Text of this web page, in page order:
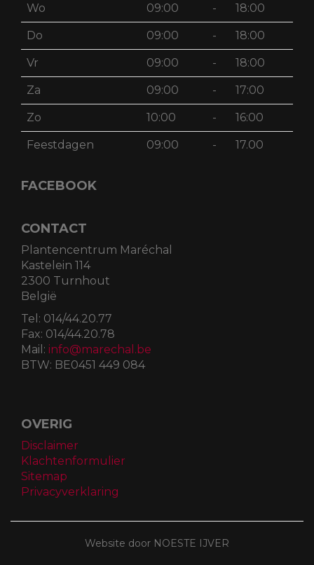
Wo 09:00 - 18:00
Do 09:00 - 18:00
Vr 09:00 - 18:00
Za 09:00 - 17:00
Zo 10:00 - 16:00
Feestdagen 09:00 - 17.00
FACEBOOK
CONTACT
Plantencentrum Maréchal
Kastelein 114
2300 Turnhout
België
Tel: 014/44.20.77
Fax: 014/44.20.78
Mail: info@marechal.be
BTW: BE0451 449 084
OVERIG
Disclaimer
Klachtenformulier
Sitemap
Privacyverklaring
Website door NOESTE IJVER